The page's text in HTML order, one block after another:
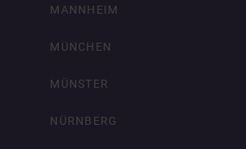
MANNHEIM
MÜNCHEN
MÜNSTER
NÜRNBERG